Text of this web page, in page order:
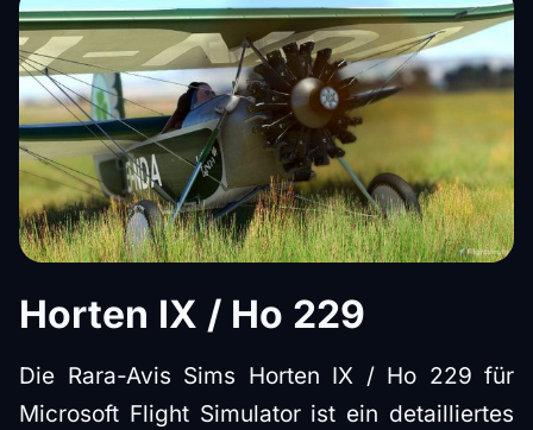
Horten IX / Ho 229
Die Rara-Avis Sims Horten IX / Ho 229 für
Microsoft Flight Simulator ist ein detailliertes